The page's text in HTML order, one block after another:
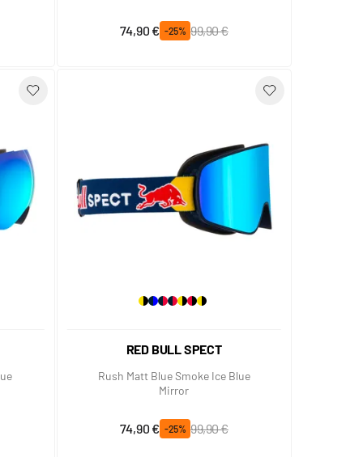
Prix spécial
74,90 € -25%
Prix normal
99,90 €
RED BULL SPECT
Rush Matt Blue Smoke Ice Blue
Mirror
Prix spécial
74,90 € -25%
Prix normal
99,90 €